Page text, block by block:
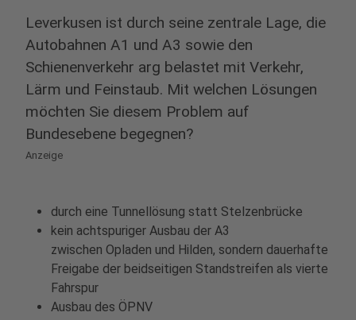
Leverkusen ist durch seine zentrale Lage, die
Autobahnen A1 und A3 sowie den
Schienenverkehr arg belastet mit Verkehr,
Lärm und Feinstaub. Mit welchen Lösungen
möchten Sie diesem Problem auf
Bundesebene begegnen?
Anzeige
durch eine Tunnellösung statt Stelzenbrücke
kein achtspuriger Ausbau der A3
zwischen Opladen und Hilden, sondern dauerhafte
Freigabe der beidseitigen Standstreifen als vierte
Fahrspur
Ausbau des ÖPNV